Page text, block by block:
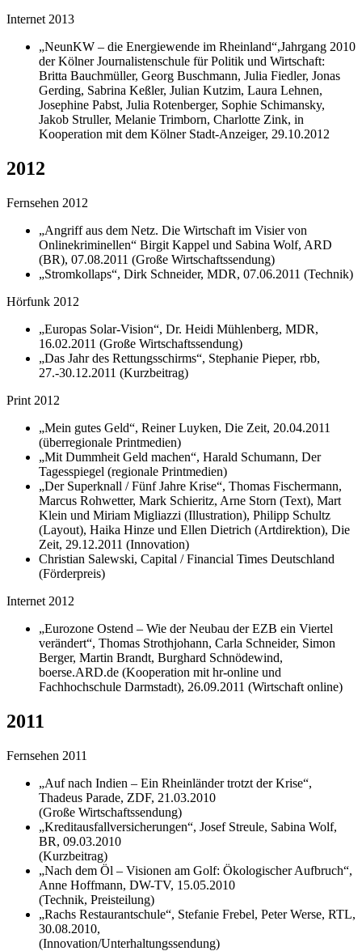
Internet 2013
„NeunKW – die Energiewende im Rheinland“,Jahrgang 2010
der Kölner Journalistenschule für Politik und Wirtschaft:
Britta Bauchmüller, Georg Buschmann, Julia Fiedler, Jonas
Gerding, Sabrina Keßler, Julian Kutzim, Laura Lehnen,
Josephine Pabst, Julia Rotenberger, Sophie Schimansky,
Jakob Struller, Melanie Trimborn, Charlotte Zink, in
Kooperation mit dem Kölner Stadt-Anzeiger, 29.10.2012
2012
Fernsehen 2012
„Angriff aus dem Netz. Die Wirtschaft im Visier von
Onlinekriminellen“ Birgit Kappel und Sabina Wolf, ARD
(BR), 07.08.2011 (Große Wirtschaftssendung)
„Stromkollaps“, Dirk Schneider, MDR, 07.06.2011 (Technik)
Hörfunk 2012
„Europas Solar-Vision“, Dr. Heidi Mühlenberg, MDR,
16.02.2011 (Große Wirtschaftssendung)
„Das Jahr des Rettungsschirms“, Stephanie Pieper, rbb,
27.-30.12.2011 (Kurzbeitrag)
Print 2012
„Mein gutes Geld“, Reiner Luyken, Die Zeit, 20.04.2011
(überregionale Printmedien)
„Mit Dummheit Geld machen“, Harald Schumann, Der
Tagesspiegel (regionale Printmedien)
„Der Superknall / Fünf Jahre Krise“, Thomas Fischermann,
Marcus Rohwetter, Mark Schieritz, Arne Storn (Text), Mart
Klein und Miriam Migliazzi (Illustration), Philipp Schultz
(Layout), Haika Hinze und Ellen Dietrich (Artdirektion), Die
Zeit, 29.12.2011 (Innovation)
Christian Salewski, Capital / Financial Times Deutschland
(Förderpreis)
Internet 2012
„Eurozone Ostend – Wie der Neubau der EZB ein Viertel
verändert“, Thomas Strothjohann, Carla Schneider, Simon
Berger, Martin Brandt, Burghard Schnödewind,
boerse.ARD.de (Kooperation mit hr-online und
Fachhochschule Darmstadt), 26.09.2011 (Wirtschaft online)
2011
Fernsehen 2011
„Auf nach Indien – Ein Rheinländer trotzt der Krise“,
Thadeus Parade, ZDF, 21.03.2010
(Große Wirtschaftssendung)
„Kreditausfallversicherungen“, Josef Streule, Sabina Wolf,
BR, 09.03.2010
(Kurzbeitrag)
„Nach dem Öl – Visionen am Golf: Ökologischer Aufbruch“,
Anne Hoffmann, DW-TV, 15.05.2010
(Technik, Preisteilung)
„Rachs Restaurantschule“, Stefanie Frebel, Peter Werse, RTL,
30.08.2010,
(Innovation/Unterhaltungssendung)